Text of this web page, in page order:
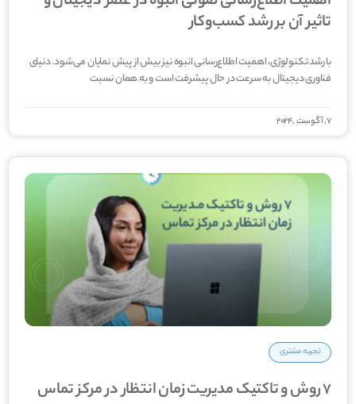
تاثیر آن بر رشد کسب‌وکار
با رشد تکنولوژی، اهمیت اطلاع‌­رسانی انبوه نیز بیش از پیش نمایان می­‌شود. دنیای
فناوری دیجیتال به سرعت در حال پیشرفت است و به همان نسبت
7, آگوست ,2024
تجربه مشتری
7 روش و تاکتیک مدیریت زمان انتظار در مرکز تماس